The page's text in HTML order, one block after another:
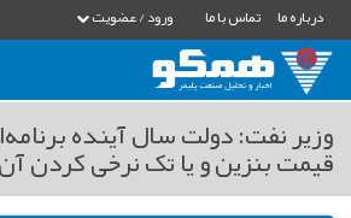
درباره ما تماس با ما ورود / عضویت
وزیر نفت: دولت سال آینده
قیمت بنزین و یا تک نرخی کردن